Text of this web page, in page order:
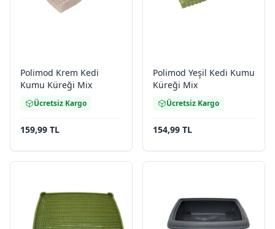
Polimod Krem Kedi
Kumu Küreği Mix
Ücretsiz Kargo
159,99 TL
Polimod Yeşil Kedi Kumu
Küreği Mix
Ücretsiz Kargo
154,99 TL